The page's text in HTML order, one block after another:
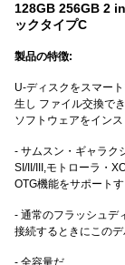
128GB 256GB 2
ックタイプC
製品の特徴:
U-ディスクをスマー
生し ファイル交換で
ソフトウェアをイン
- サムスン・ギャラク
SI/II/III,モトローラ・
OTG機能をサポート
- 通常のフラッシュデ
接続するときにこの
- 全容量だ